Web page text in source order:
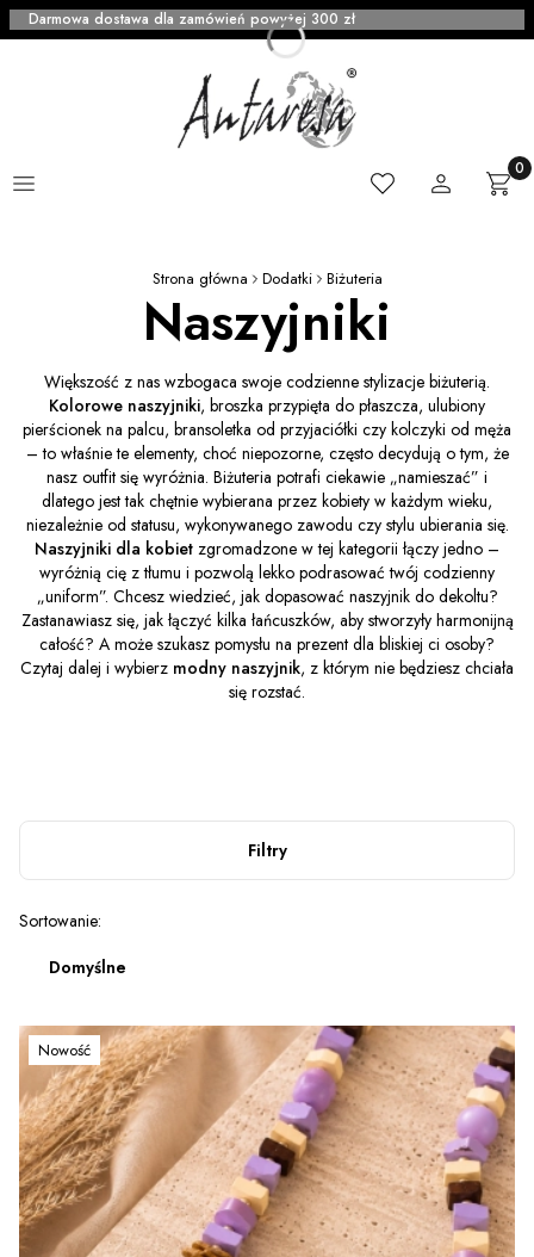
Darmowa dostawa dla zamówień powyżej 300 zł
Menu UlubioneZaloguj się
Strona główna Dodatki Biżuteria
Naszyjniki
Większość z nas wzbogaca swoje codzienne stylizacje biżuterią.
Kolorowe naszyjniki, broszka przypięta do płaszcza, ulubiony
pierścionek na palcu, bransoletka od przyjaciółki czy kolczyki od męża
– to właśnie te elementy, choć niepozorne, często decydują o tym, że
nasz outfit się wyróżnia. Biżuteria potrafi ciekawie „namieszać” i
dlatego jest tak chętnie wybierana przez kobiety w każdym wieku,
niezależnie od statusu, wykonywanego zawodu czy stylu ubierania się.
Naszyjniki dla kobiet zgromadzone w tej kategorii łączy jedno –
wyróżnią cię z tłumu i pozwolą lekko podrasować twój codzienny
„uniform”. Chcesz wiedzieć, jak dopasować naszyjnik do dekoltu?
Zastanawiasz się, jak łączyć kilka łańcuszków, aby stworzyły harmonijną
całość? A może szukasz pomysłu na prezent dla bliskiej ci osoby?
Czytaj dalej i wybierz modny naszyjnik, z którym nie będziesz chciała
się rozstać.
Filtry
Lista produktów
Sortowanie:
Domyślne
Nowość